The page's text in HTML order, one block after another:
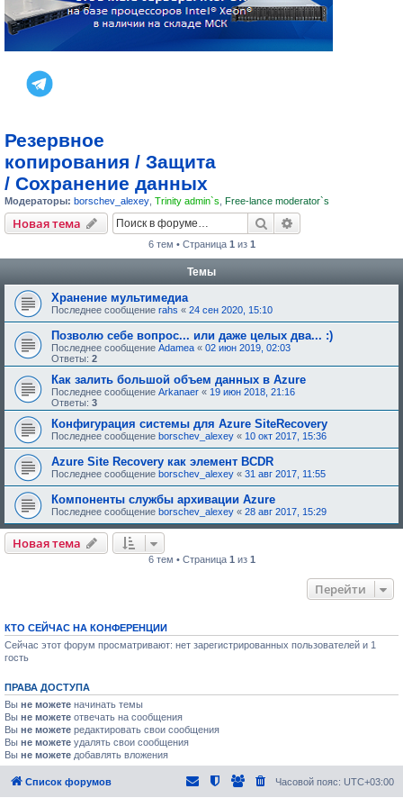
Резервное
копирования / Защита
/ Сохранение данных
Модераторы: borschev_alexey Trinity admin`s Free-lance moderator`s
Новая тема Поиск
6 тем • Страница 1 из 1
Темы
Хранение мультимедиа
Последнее сообщение rahs « 24 сен 2020, 15:10
Позволю себе вопрос... или даже целых два... :)
Последнее сообщение Adamea « 02 июн 2019, 02:03
Ответы: 2
Как залить большой объем данных в Azure
Последнее сообщение Arkanaer « 19 июн 2018, 21:16
Ответы: 3
Конфигурация системы для Azure SiteRecovery
Последнее сообщение borschev_alexey « 10 окт 2017, 15:36
Azure Site Recovery как элемент BCDR
Последнее сообщение borschev_alexey « 31 авг 2017, 11:55
Компоненты службы архивации Azure
Последнее сообщение borschev_alexey « 28 авг 2017, 15:29
Новая тема
6 тем • Страница 1 из 1
Перейти
КТО СЕЙЧАС НА КОНФЕРЕНЦИИ
Сейчас этот форум просматривают: нет зарегистрированных пользователей и 1
гость
ПРАВА ДОСТУПА
Вы не можете начинать темы
Вы не можете отвечать на сообщения
Вы не можете редактировать свои сообщения
Вы не можете удалять свои сообщения
Вы не можете добавлять вложения
Список форумов Часовой пояс: UTC+03:00